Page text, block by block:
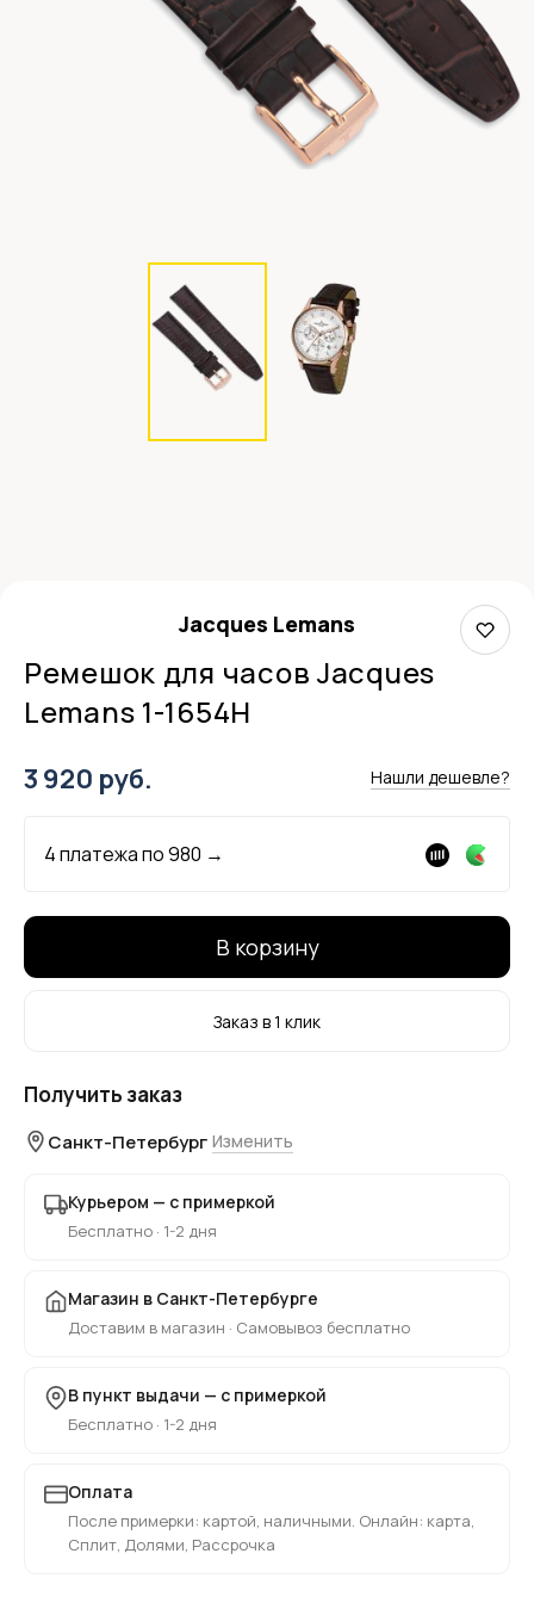
Jacques Lemans
Ремешок для часов Jacques
Lemans 1-1654H
3 920 руб. Нашли дешевле?
4 платежа по980 →
В корзину
Заказ в 1 клик
Получить заказ
Санкт-Петербург Изменить
Курьером — с примеркой
Бесплатно · 1-2 дня
Магазин в Санкт-Петербурге
Доставим в магазин · Самовывоз бесплатно
В пункт выдачи — с примеркой
Бесплатно · 1-2 дня
Оплата
После примерки: картой, наличными. Онлайн: карта,
Сплит, Долями, Рассрочка